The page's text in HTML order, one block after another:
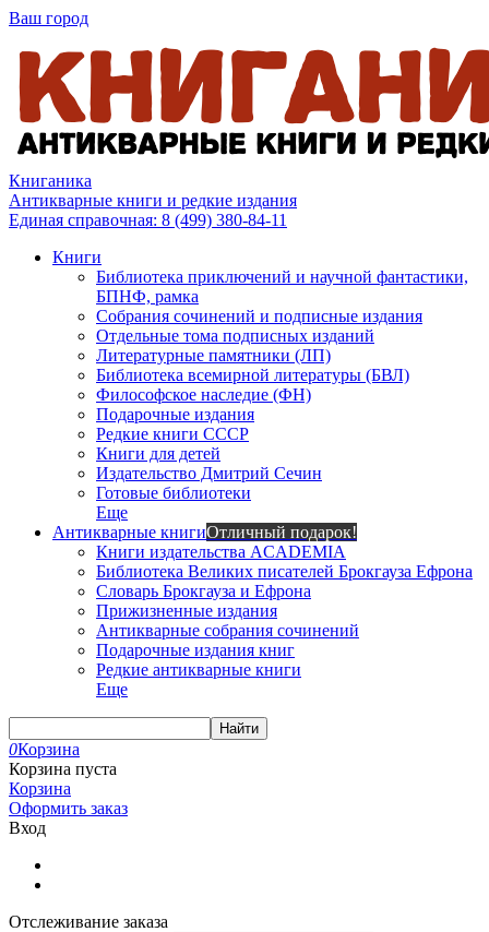
Ваш город
Книганика
Антикварные книги и редкие издания
Единая справочная: 8 (499) 380-84-11
Книги
Библиотека приключений и научной фантастики,
БПНФ, рамка
Собрания сочинений и подписные издания
Отдельные тома подписных изданий
Литературные памятники (ЛП)
Библиотека всемирной литературы (БВЛ)
Философское наследие (ФН)
Подарочные издания
Редкие книги СССР
Книги для детей
Издательство Дмитрий Сечин
Готовые библиотеки
Еще
Антикварные книгиОтличный подарок!
Книги издательства ACADEMIA
Библиотека Великих писателей Брокгауза Ефрона
Словарь Брокгауза и Ефрона
Прижизненные издания
Антикварные собрания сочинений
Подарочные издания книг
Редкие антикварные книги
Еще
Найти
0Корзина
Корзина пуста
Корзина
Оформить заказ
Вход
Отслеживание заказа